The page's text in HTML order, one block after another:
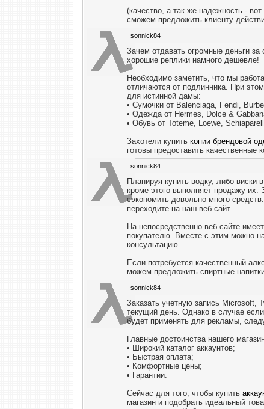
(качество, а так же надежность -
сможем предложить клиенту
sonnick84
Зачем отдавать огромные деньги
хорошие реплики намного дешевле!
Необходимо заметить, что мы
отличаются от подлинника. При
для истинной дамы:
• Сумочки от Balenciaga, Fendi,
• Одежда от Hermes, Dolce &
• Обувь от Toteme, Loewe,
Захотели купить копии брендовой
готовы предоставить качественные
sonnick84
Планируя купить водку, либо виски
кроме этого выполняет продажу их.
сэкономить довольно много
переходите на наш веб сайт.
На непосредственно веб сайте
покупателю. Вместе с этим можно
консультацию.
Если потребуется качественный
можем предложить спиртные
sonnick84
Заказать учетную запись Microsoft,
текущий день. Однако в случае
будет применять для рекламы,
Главные достоинства нашего
• Широкий каталог аккаунтов;
• Быстрая оплата;
• Комфортные цены;
• Гарантии.
Сейчас для того, чтобы купить
магазин и подобрать идеальный